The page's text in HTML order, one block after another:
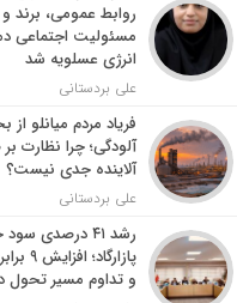
روابط عمومی، برند و
مسئولیت اجتماعی
انرژی عسلویه شد
علی بردستانی
فریاد مردم میانلو از
آلودگی؛ چرا نظارت
آلاینده جدی نیست؟
علی بردستانی
رشد ۴۱ درصدی
و تداوم مسیر تحول